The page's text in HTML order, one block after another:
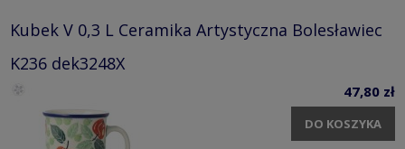
Kubek V 0,3 L Ceramika Artystyczna Bolesławiec
K236 dek3248X
47,80 zł
DO KOSZYKA